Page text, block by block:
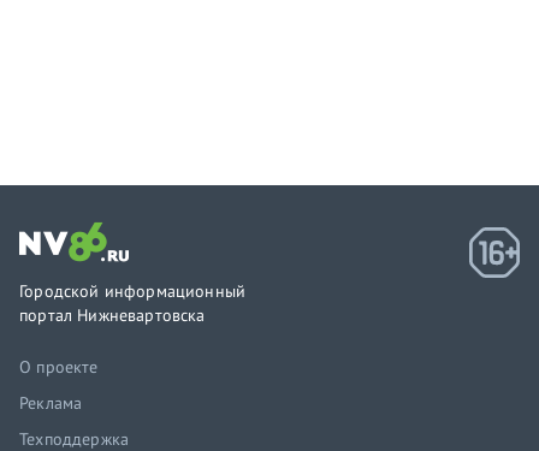
Городской информационный
портал Нижневартовска
О проекте
Реклама
Техподдержка